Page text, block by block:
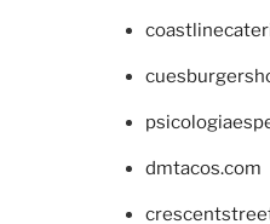
dmtacos.com